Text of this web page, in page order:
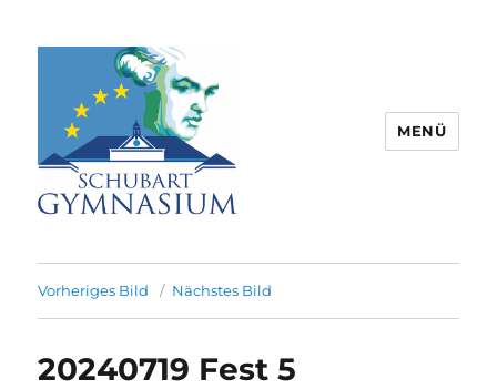
Partnerschule für Europa |
Rombacherstr. 30 | 73430 Aalen
MENÜ
Vorheriges Bild Nächstes Bild
20240719 Fest 5